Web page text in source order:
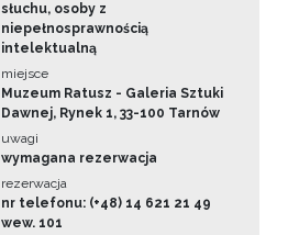
słuchu, osoby z
niepełnosprawnością
intelektualną
miejsce
Muzeum Ratusz - Galeria Sztuki
Dawnej, Rynek 1, 33-100 Tarnów
uwagi
wymagana rezerwacja
rezerwacja
nr telefonu: (+48) 14 621 21 49
wew. 101